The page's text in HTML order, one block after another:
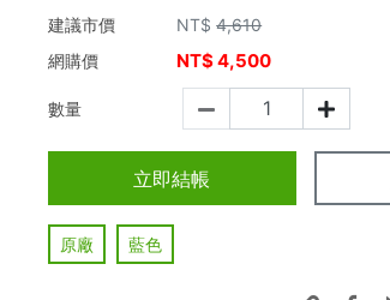
建議市價
NT$ 4,610
網購價
NT$4,500
數量
立即結帳
原廠 藍色